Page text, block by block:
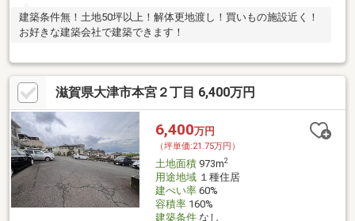
建築条件無！土地50坪以上！解体更地渡し！買いもの施設近く！
お好きな建築会社で建築できます！
滋賀県大津市本宮２丁目 6,400万円
6,400万円
（坪単価:21.75万円）
土地面積973m2
用途地域１種住居
建ぺい率60%
容積率160%
建築条件なし